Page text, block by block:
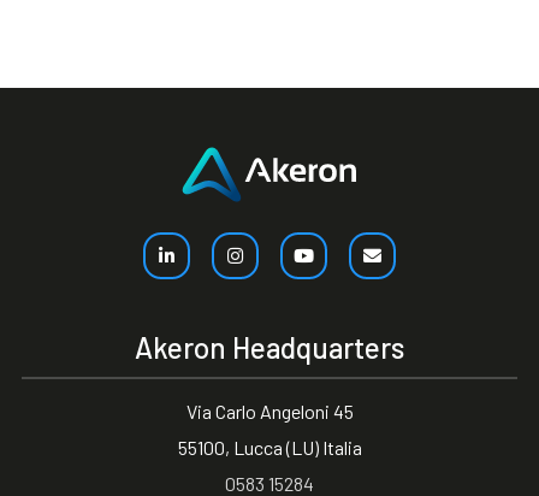
Akeron Headquarters
Via Carlo Angeloni 45
55100, Lucca (LU) Italia
0583 15284